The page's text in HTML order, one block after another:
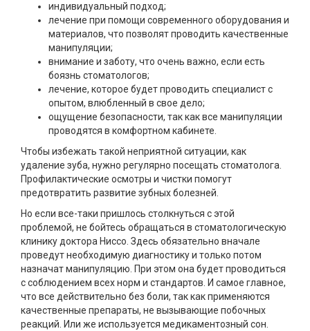
индивидуальный подход;
лечение при помощи современного оборудования и
материалов, что позволят проводить качественные
манипуляции;
внимание и заботу, что очень важно, если есть
боязнь стоматологов;
лечение, которое будет проводить специалист с
опытом, влюбленный в свое дело;
ощущение безопасности, так как все манипуляции
проводятся в комфортном кабинете.
Чтобы избежать такой неприятной ситуации, как
удаление зуба, нужно регулярно посещать стоматолога.
Профилактические осмотры и чистки помогут
предотвратить развитие зубных болезней.
Но если все-таки пришлось столкнуться с этой
проблемой, не бойтесь обращаться в стоматологическую
клинику доктора Ниссо. Здесь обязательно вначале
проведут необходимую диагностику и только потом
назначат манипуляцию. При этом она будет проводиться
с соблюдением всех норм и стандартов. И самое главное,
что все действительно без боли, так как применяются
качественные препараты, не вызывающие побочных
реакций. Или же используется медикаментозный сон.